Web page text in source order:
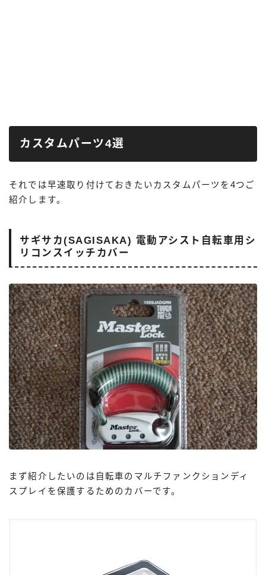
カスタムパーツ4選
それでは早速取り付けておきたいカスタムパーツを4つご
紹介します。
サギサカ(SAGISAKA) 電動アシスト自転車用シ
リコンスイッチカバー
まず紹介したいのは自転車のマルチファンクションディ
スプレイを保護するためのカバーです。